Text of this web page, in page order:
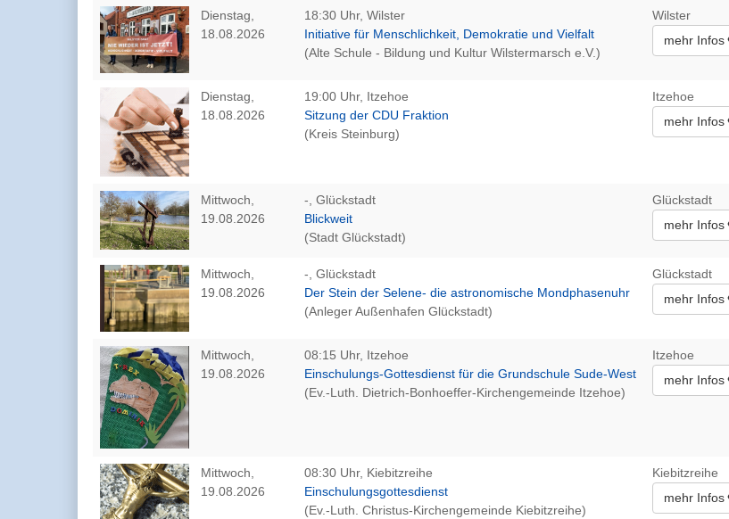
Dienstag,
18.08.2026
18:30 Uhr, Wilster
Initiative für Menschlichkeit, Demokratie und Vielfalt
(Alte Schule - Bildung und Kultur Wilstermarsch e.V.)
Wilster
mehr Infos
Dienstag,
18.08.2026
19:00 Uhr, Itzehoe
Sitzung der CDU Fraktion
(Kreis Steinburg)
Itzehoe
mehr Infos
Mittwoch,
19.08.2026
-, Glückstadt
Blickweit
(Stadt Glückstadt)
Glückstadt
mehr Infos
Mittwoch,
19.08.2026
-, Glückstadt
Der Stein der Selene- die astronomische Mondphasenuhr
(Anleger Außenhafen Glückstadt)
Glückstadt
mehr Infos
Mittwoch,
19.08.2026
08:15 Uhr, Itzehoe
Einschulungs-Gottesdienst für die Grundschule Sude-West
(Ev.-Luth. Dietrich-Bonhoeffer-Kirchengemeinde Itzehoe)
Itzehoe
mehr Infos
Mittwoch,
19.08.2026
08:30 Uhr, Kiebitzreihe
Einschulungsgottesdienst
(Ev.-Luth. Christus-Kirchengemeinde Kiebitzreihe)
Kiebitzreihe
mehr Infos